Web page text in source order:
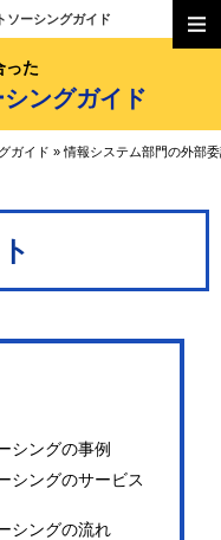
ソーシングガイド
った
ングガイド
ガイド »情報システム部門の外部
シングの事例
シングのサービス
シングの流れ